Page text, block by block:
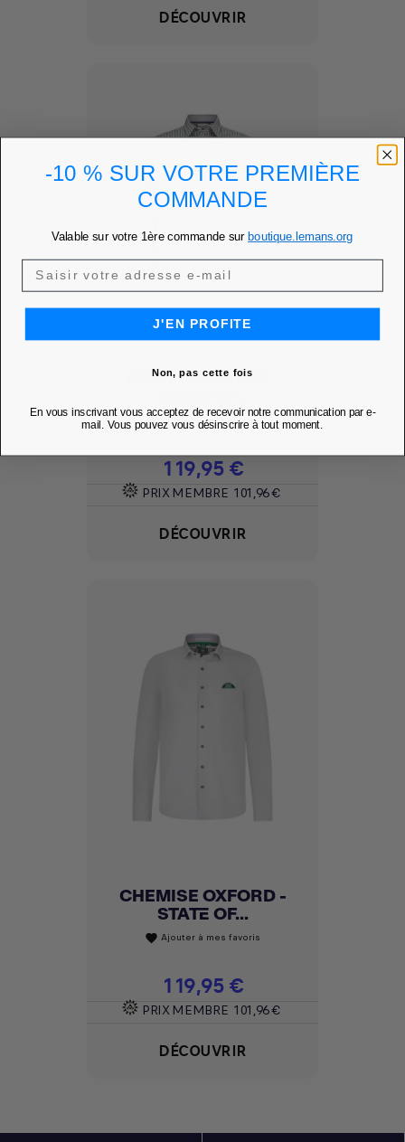
DÉCOUVRIR
CHEMISE RAYÉE -
favoriteAjouter à mes favoris
Prix
119,95 €
PRIX MEMBRE 101,96 €
DÉCOUVRIR
CHEMISE OXFORD -
STATE OF...
favorite Ajouter à mes favoris
Prix
119,95 €
PRIX MEMBRE 101,96 €
DÉCOUVRIR
-10 % SUR VOTRE PREMIÈRE
COMMANDE
Valable sur votre 1ère commande sur boutique.lemans.org
J'EN PROFITE
Non, pas cette fois
En vous inscrivant vous acceptez de recevoir notre communication par e-
mail. Vous pouvez vous désinscrire à tout moment.